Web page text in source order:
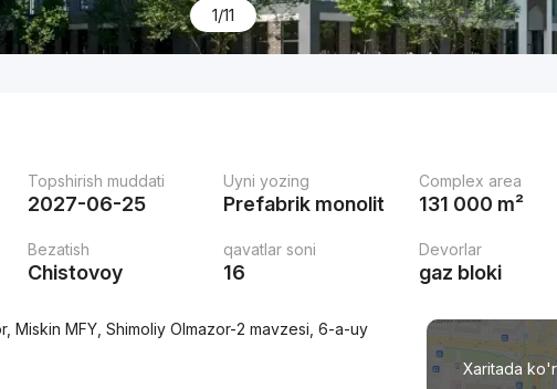
1/11
Topshirish muddati
2027-06-25
Uyni yozing
Prefabrik monolit
Complex area
131 000 m²
Bezatish
Chistovoy
qavatlar soni
16
Devorlar
gaz bloki
Xaritada
Miskin MFY, Shimoliy Olmazor-2 mavzesi, 6-a-uy